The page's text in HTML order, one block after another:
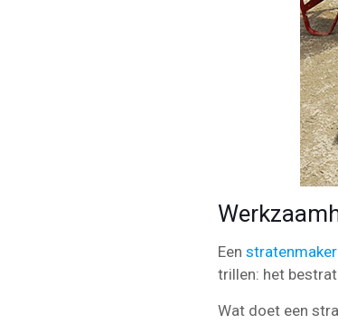
Een stratenmaker
trillen: het
Wat doet een